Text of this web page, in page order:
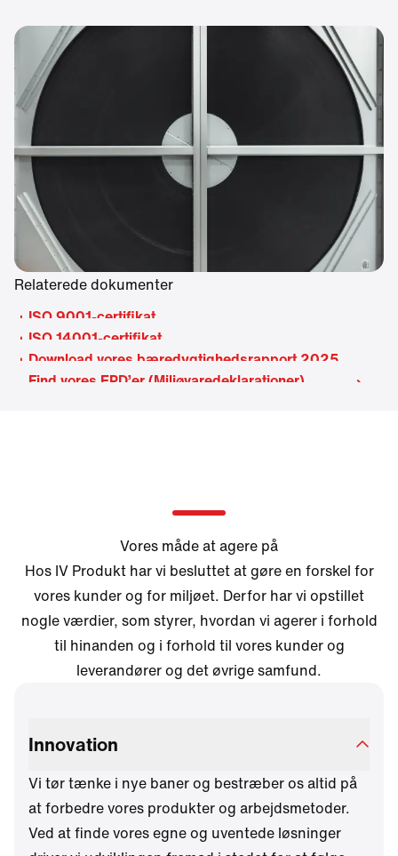
Relaterede dokumenter
ISO 9001-certifikat
ISO 14001-certifikat
Download vores bæredygtighedsrapport 2025
Find vores EPD’er (Miljøvaredeklarationer)
Vores måde at agere på
Hos IV Produkt har vi besluttet at gøre en forskel for
vores kunder og for miljøet. Derfor har vi opstillet
nogle værdier, som styrer, hvordan vi agerer i forhold
til hinanden og i forhold til vores kunder og
leverandører og det øvrige samfund.
Innovation
Vi tør tænke i nye baner og bestræber os altid på
at forbedre vores produkter og arbejdsmetoder.
Ved at finde vores egne og uventede løsninger